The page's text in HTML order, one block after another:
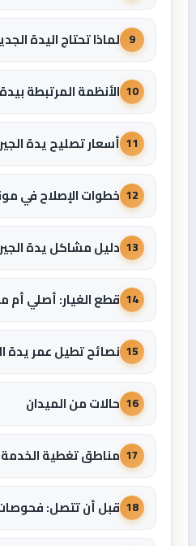
9 لماذا تحتاج اليدة
10 الأنظمة المرتبطة بيدة
11 أسعار تصليح يدة
12 خطوات الإصلاح في
13 دليل مشاكل يدة
14 قطع الغيار: أصلي أم
15 نصائح تطيل عمر يدة
16 حالات من الميدان
17 مناطق تغطية الخدمة
18 قبل أن تتصل: